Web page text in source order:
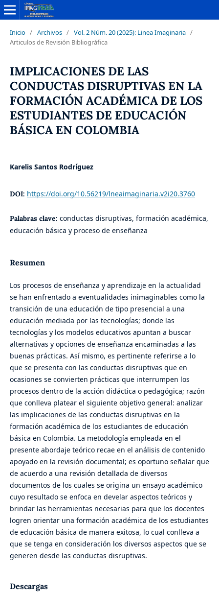
Inicio / Archivos / Vol. 2 Núm. 20 (2025): Linea Imaginaria /
Articulos de Revisión Bibliográfica
IMPLICACIONES DE LAS
CONDUCTAS DISRUPTIVAS EN LA
FORMACIÓN ACADÉMICA DE LOS
ESTUDIANTES DE EDUCACIÓN
BÁSICA EN COLOMBIA
Karelis Santos Rodríguez
DOI: https://doi.org/10.56219/lneaimaginaria.v2i20.3760
Palabras clave: conductas disruptivas, formación académica,
educación básica y proceso de enseñanza
Resumen
Los procesos de enseñanza y aprendizaje en la actualidad
se han enfrentado a eventualidades inimaginables como la
transición de una educación de tipo presencial a una
educación mediada por las tecnologías; donde las
tecnologías y los modelos educativos apuntan a buscar
alternativas y opciones de enseñanza encaminadas a las
buenas prácticas. Así mismo, es pertinente referirse a lo
que se presenta con las conductas disruptivas que en
ocasiones se convierten prácticas que interrumpen los
procesos dentro de la acción didáctica o pedagógica; razón
que conlleva platear el siguiente objetivo general: analizar
las implicaciones de las conductas disruptivas en la
formación académica de los estudiantes de educación
básica en Colombia. La metodología empleada en el
presente abordaje teórico recae en el análisis de contenido
apoyado en la revisión documental; es oportuno señalar que
de acuerdo a una revisión detallada de diversos
documentos de los cuales se origina un ensayo académico
cuyo resultado se enfoca en develar aspectos teóricos y
brindar las herramientas necesarias para que los docentes
logren orientar una formación académica de los estudiantes
de educación básica de manera exitosa, lo cual conlleva a
que se tenga en consideración los diversos aspectos que se
generen desde las conductas disruptivas.
Descargas